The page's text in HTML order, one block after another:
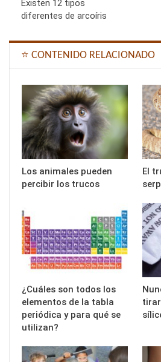
Existen 12 tipos
diferentes de arcoíris
⭐ CONTENIDO RELACIONADO
Los animales pueden
percibir los trucos
El
¿Cuáles son todos los
elementos de la tabla
periódica y para qué se
utilizan?